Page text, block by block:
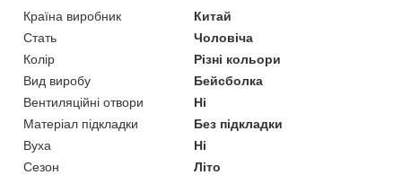
Країна виробник
Китай
Стать
Чоловіча
Колір
Різні кольори
Вид виробу
Бейсболка
Вентиляційні отвори
Ні
Матеріал підкладки
Без підкладки
Вуха
Ні
Сезон
Літо